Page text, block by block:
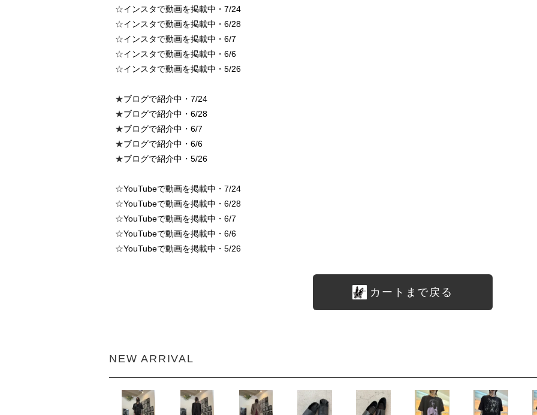
☆インスタで動画を掲載中・7/24
☆インスタで動画を掲載中・6/28
☆インスタで動画を掲載中・6/7
☆インスタで動画を掲載中・6/6
☆インスタで動画を掲載中・5/26
★ブログで紹介中・7/24
★ブログで紹介中・6/28
★ブログで紹介中・6/7
★ブログで紹介中・6/6
★ブログで紹介中・5/26
☆YouTubeで動画を掲載中・7/24
☆YouTubeで動画を掲載中・6/28
☆YouTubeで動画を掲載中・6/7
☆YouTubeで動画を掲載中・6/6
☆YouTubeで動画を掲載中・5/26
カートまで戻る
NEW ARRIVAL